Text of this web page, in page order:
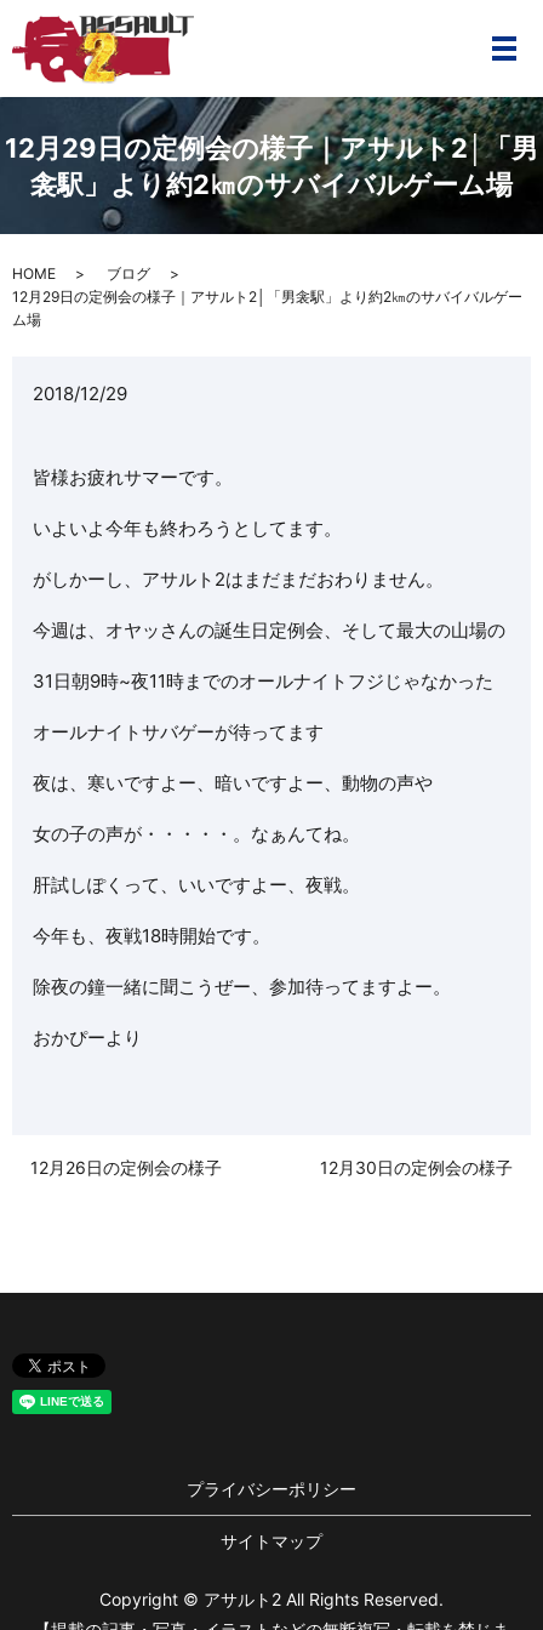
メ
12月29日の定例会の様子｜アサルト2│「男
衾駅」より約2㎞のサバイバルゲーム場
HOME
ブログ
12月29日の定例会の様子｜アサルト2│「男衾駅」より約2㎞のサバイバルゲー
ム場
2018/12/29
皆様お疲れサマーです。
いよいよ今年も終わろうとしてます。
がしかーし、アサルト2はまだまだおわりません。
今週は、オヤッさんの誕生日定例会、そして最大の山場の
31日朝9時~夜11時までのオールナイトフジじゃなかった
オールナイトサバゲーが待ってます
夜は、寒いですよー、暗いですよー、動物の声や
女の子の声が・・・・・。なぁんてね。
肝試しぽくって、いいですよー、夜戦。
今年も、夜戦18時開始です。
除夜の鐘一緒に聞こうぜー、参加待ってますよー。
おかぴーより
12月26日の定例会の様子 12月30日の定例会の様子
プライバシーポリシー
サイトマップ
Copyright © アサルト2 All Rights Reserved.